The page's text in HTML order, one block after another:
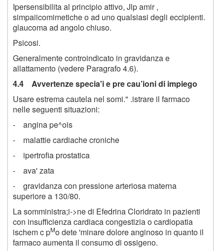
Ipersensibilita al principio attivo, Jlp amir ,
simpaiicomimetiche o ad uno qualsiasi degli eccipienti.
glaucoma ad angolo chiuso.
Psicosi.
Generalmente controindicato in gravidanza e
allattamento (vedere Paragrafo 4.6).
4.4 Avvertenze specia'i e pre cau’ioni di impiego
Usare estrema cautela nel somi." .istrare il farmaco
nelle seguenti situazioni:
- angina pe^ois
- malattie cardiache croniche
- ipertrofia prostatica
- ava' zata
- gravidanza con pressione arteriosa materna
superiore a 130/80.
La somministra;i->ne di Efedrina Cloridrato in pazienti
con insufficienza cardiaca congestizia o cardiopatia
ischem c pMo dete 'minare dolore anginoso in quanto il
farmaco aumenta il consumo di ossigeno.